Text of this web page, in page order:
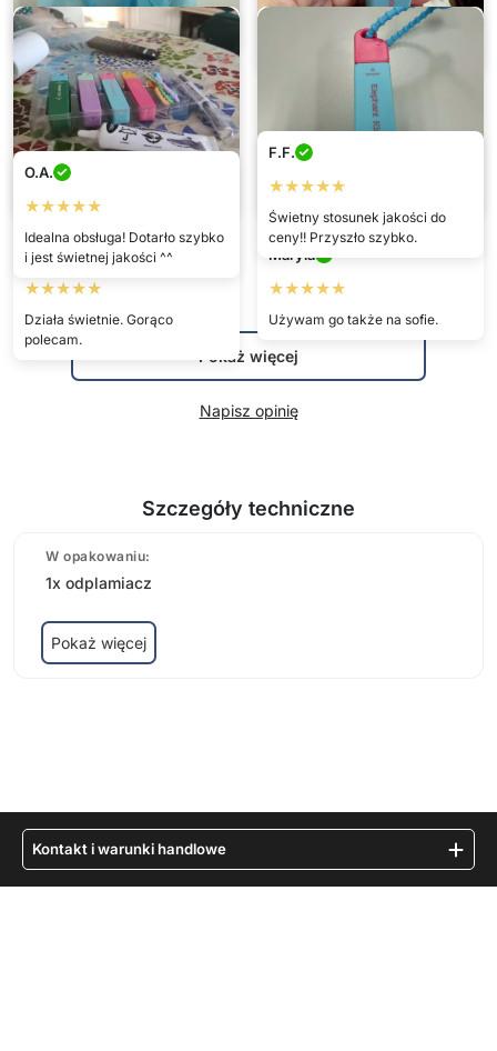
Uratował mnie przed plamą na
koszuli tuż przed spotkaniem.
Bardzo poręczny do mojej
torebki. Już raz go użyłam, gdy
Samantha
★★★★★
Na imprezie oblałem się sosem
pomidorowym. Plama zniknęła
★★★★★
StainPen ładnie usunął plamę.
Marcelína
★★★★★
Działa świetnie. Gorąco
polecam.
Maryla
★★★★★
Używam go także na sofie.
F.F.
★★★★★
Świetny stosunek jakości do
ceny!! Przyszło szybko.
O.A.
★★★★★
Idealna obsługa! Dotarło szybko
i jest świetnej jakości ^^
Pokaż więcej
Napisz opinię
Szczegóły techniczne
W opakowaniu:
1x odplamiacz
Pokaż więcej
Kontakt i warunki handlowe